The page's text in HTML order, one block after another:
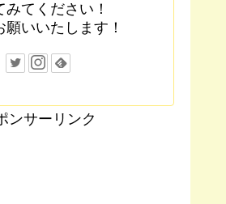
みてください！
願いいたします！
ンサーリンク